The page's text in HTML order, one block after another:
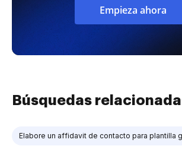
Empieza ahora
Búsquedas
Elabore un affidavit de contacto para plantilla